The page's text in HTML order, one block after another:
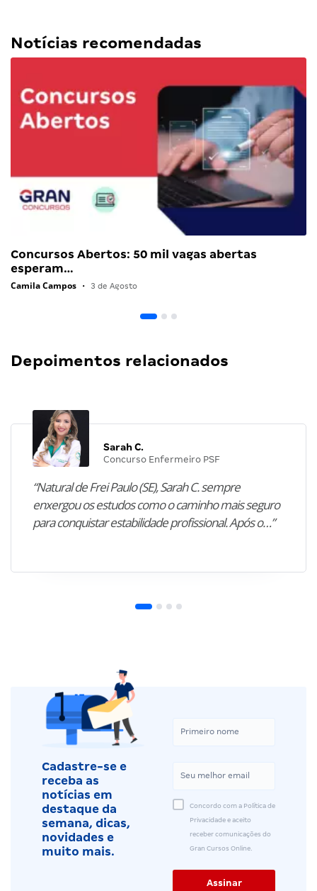
Notícias recomendadas
Concursos Abertos: 50 mil vagas abertas
esperam…
Camila Campos • 3 de Agosto
Depoimentos relacionados
Sarah C.
Concurso Enfermeiro PSF
“Natural de Frei Paulo (SE), Sarah C. sempre
enxergou os estudos como o caminho mais seguro
para conquistar estabilidade profissional. Após o…”
Cadastre-se e
receba as
notícias em
destaque da
semana, dicas,
novidades e
muito mais.
Concordo com a Política de
Privacidade e aceito
receber comunicações do
Gran Cursos Online.